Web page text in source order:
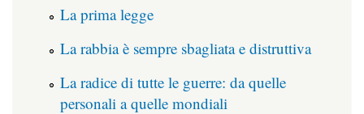
La prima legge
La rabbia è sempre sbagliata e distruttiva
La radice di tutte le guerre: da quelle
personali a quelle mondiali